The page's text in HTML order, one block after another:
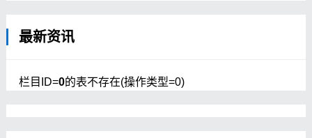
最新资讯
栏目ID=0的表不存在(操作类型=0)